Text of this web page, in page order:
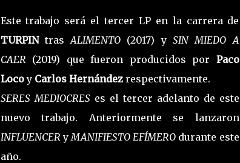
Este trabajo será el tercer LP en la carrera de
TURPINtrasALIMENTO (2017) y SIN MIEDO A
CAER (2019) que fueron producidos por Paco
Locoy Carlos Hernández respectivamente.
SERES MEDIOCRESes el tercer adelanto de este
nuevo trabajo. Anteriormente se lanzaron
INFLUENCER y MANIFIESTO EFÍMERO durante este
año.